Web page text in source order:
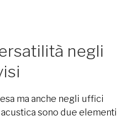
negli
ma anche negli uffici
sono due elementi